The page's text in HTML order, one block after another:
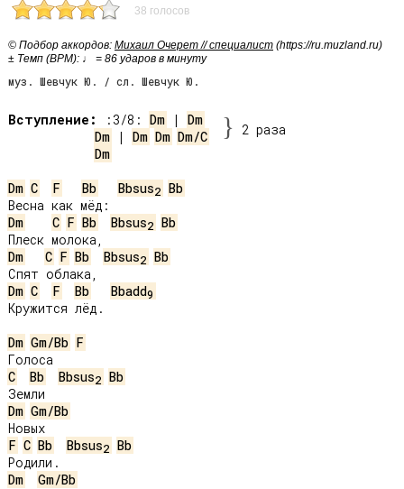
38 голосов
© Подбор аккордов: Михаил Очерет // специалист (https://ru.muzland.ru)
± Темп (BPM): ♩ = 86 ударов в минуту
муз. Шевчук Ю. / сл. Шевчук Ю.
Вступление: :3/8: Dm | Dm
Dm | Dm Dm Dm/C } 2 раза
Dm
Dm C F Bb Bbsus2 Bb
Dm
C F Bb Bbsus2 Bb
Dm
C F Bb Bbsus2 Bb
Dm C F Bb Bbadd9
Кружится лёд.
Dm Gm/Bb F
C
Bb Bbsus2 Bb
Dm Gm/Bb
F C Bb Bbsus2 Bb
Dm
Gm/Bb